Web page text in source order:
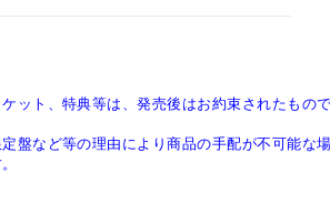
ト、特典等は、発売後はお約束されたもの
など等の理由により商品の手配が不可能な